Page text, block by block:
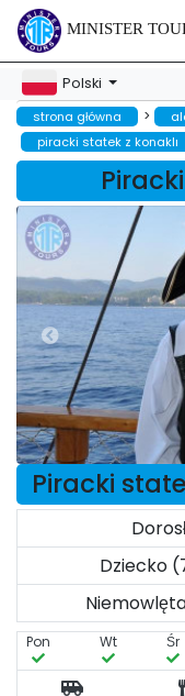
MINISTER
Polski
strona główna >
piracki statek z konaklı
Piracki
Dziecko
Pon Wt Śr